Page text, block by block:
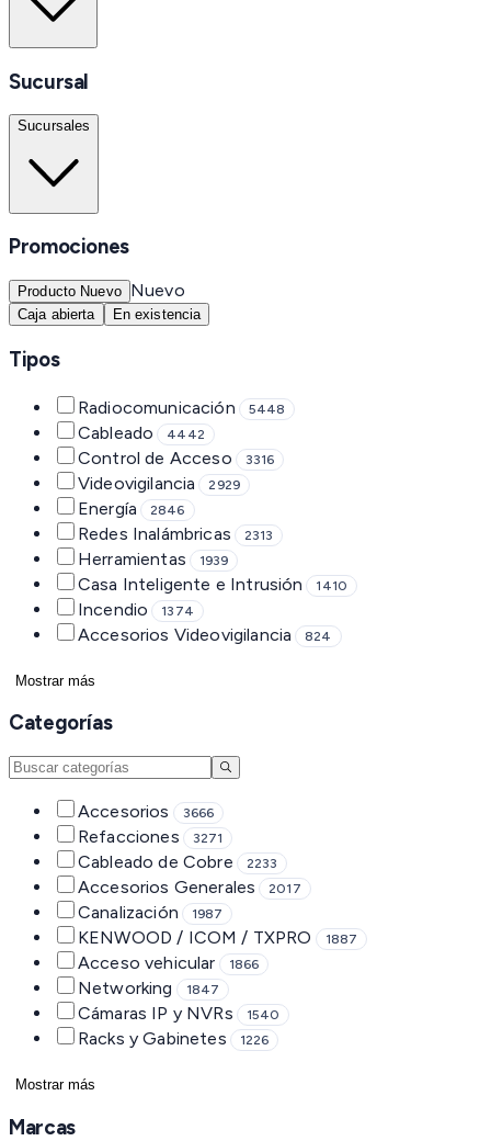
Sucursal
Sucursales
Promociones
Producto Nuevo Nuevo
Caja abierta En existencia
Tipos
Radiocomunicación 5448
Cableado 4442
Control de Acceso 3316
Videovigilancia 2929
Energía 2846
Redes Inalámbricas 2313
Herramientas 1939
Casa Inteligente e Intrusión 1410
Incendio 1374
Accesorios Videovigilancia 824
Mostrar más
Categorías
Accesorios 3666
Refacciones 3271
Cableado de Cobre 2233
Accesorios Generales 2017
Canalización 1987
KENWOOD / ICOM / TXPRO 1887
Acceso vehicular 1866
Networking 1847
Cámaras IP y NVRs 1540
Racks y Gabinetes 1226
Mostrar más
Marcas